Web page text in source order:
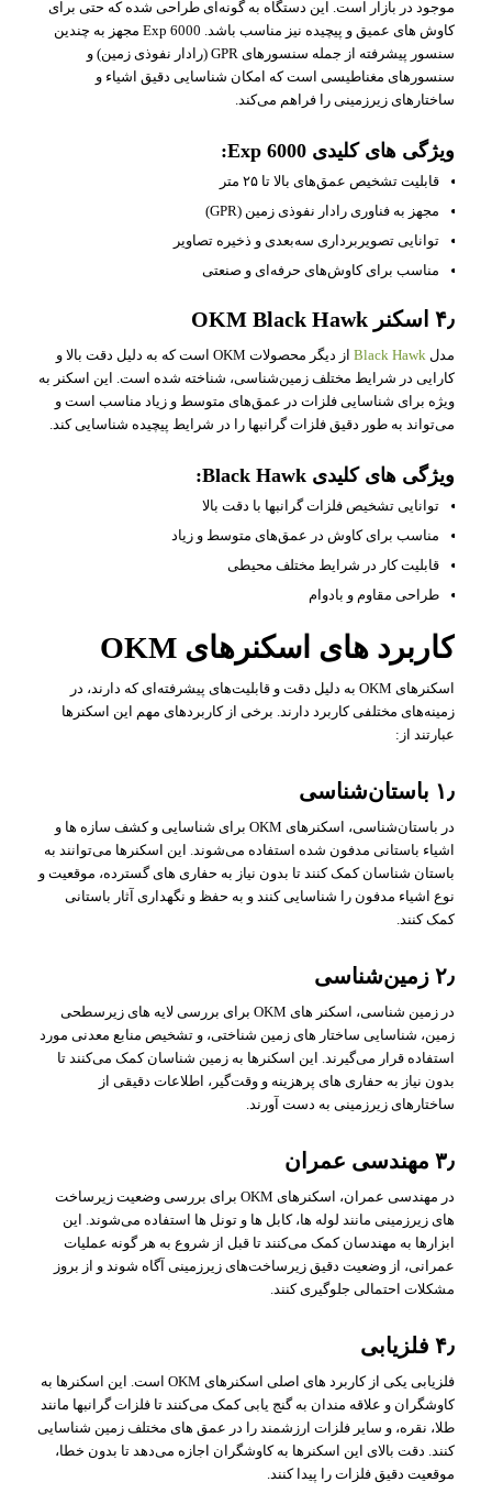
موجود در بازار است. این دستگاه به گونه‌ای طراحی شده که حتی برای
کاوش‌ های عمیق و پیچیده نیز مناسب باشد. Exp 6000 مجهز به چندین
سنسور پیشرفته از جمله سنسورهای GPR (رادار نفوذی زمین) و
سنسورهای مغناطیسی است که امکان شناسایی دقیق اشیاء و
ساختارهای زیرزمینی را فراهم می‌کند.
ویژگی‌ های کلیدی Exp 6000:
قابلیت تشخیص عمق‌های بالا تا ۲۵ متر
مجهز به فناوری رادار نفوذی زمین (GPR)
توانایی تصویربرداری سه‌بعدی و ذخیره تصاویر
مناسب برای کاوش‌های حرفه‌ای و صنعتی
۴٫ اسکنر OKM Black Hawk
مدل Black Hawk
از دیگر محصولات OKM است که به دلیل دقت بالا و
کارایی در شرایط مختلف زمین‌شناسی، شناخته شده است. این اسکنر به
ویژه برای شناسایی فلزات در عمق‌های متوسط و زیاد مناسب است و
می‌تواند به طور دقیق فلزات گرانبها را در شرایط پیچیده شناسایی کند.
ویژگی‌ های کلیدی Black Hawk:
توانایی تشخیص فلزات گرانبها با دقت بالا
مناسب برای کاوش در عمق‌های متوسط و زیاد
قابلیت کار در شرایط مختلف محیطی
طراحی مقاوم و بادوام
کاربرد های اسکنرهای OKM
اسکنرهای OKM به دلیل دقت و قابلیت‌های پیشرفته‌ای که دارند، در
زمینه‌های مختلفی کاربرد دارند. برخی از کاربردهای مهم این اسکنرها
عبارتند از:
۱٫ باستان‌شناسی
در باستان‌شناسی، اسکنرهای OKM برای شناسایی و کشف سازه‌ ها و
اشیاء باستانی مدفون شده استفاده می‌شوند. این اسکنرها می‌توانند به
باستان‌ شناسان کمک کنند تا بدون نیاز به حفاری‌ های گسترده، موقعیت و
نوع اشیاء مدفون را شناسایی کنند و به حفظ و نگهداری آثار باستانی
کمک کنند.
۲٫ زمین‌شناسی
در زمین‌ شناسی، اسکنر های OKM برای بررسی لایه‌ های زیرسطحی
زمین، شناسایی ساختار های زمین‌ شناختی، و تشخیص منابع معدنی مورد
استفاده قرار می‌گیرند. این اسکنرها به زمین‌ شناسان کمک می‌کنند تا
بدون نیاز به حفاری‌ های پرهزینه و وقت‌گیر، اطلاعات دقیقی از
ساختارهای زیرزمینی به دست آورند.
۳٫ مهندسی عمران
در مهندسی عمران، اسکنرهای OKM برای بررسی وضعیت زیرساخت‌
های زیرزمینی مانند لوله‌ ها، کابل‌ ها و تونل‌ ها استفاده می‌شوند. این
ابزارها به مهندسان کمک می‌کنند تا قبل از شروع به هر گونه عملیات
عمرانی، از وضعیت دقیق زیرساخت‌های زیرزمینی آگاه شوند و از بروز
مشکلات احتمالی جلوگیری کنند.
۴٫ فلزیابی
فلزیابی یکی از کاربرد های اصلی اسکنرهای OKM است. این اسکنرها به
کاوشگران و علاقه‌ مندان به گنج‌ یابی کمک می‌کنند تا فلزات گرانبها مانند
طلا، نقره، و سایر فلزات ارزشمند را در عمق‌ های مختلف زمین شناسایی
کنند. دقت بالای این اسکنرها به کاوشگران اجازه می‌دهد تا بدون خطا،
موقعیت دقیق فلزات را پیدا کنند.